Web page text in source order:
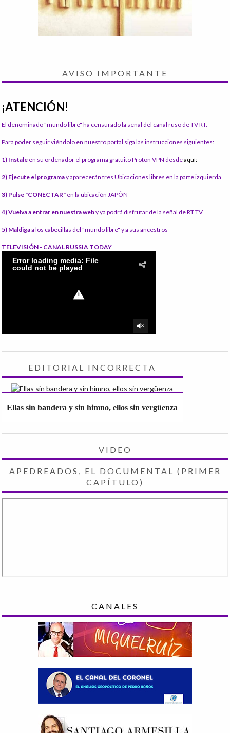
AVISO IMPORTANTE
¡ATENCIÓN!
El denominado "mundo libre" ha censurado la señal del canal ruso de TV RT.
Para poder seguir viéndolo en nuestro portal siga las instrucciones siguientes:
1) Instale en su ordenador el programa gratuito Proton VPN desdeaquí:
2) Ejecute el programay aparecerán tres Ubicaciones libres en la parte izquierda
3) Pulse "CONECTAR" en la ubicación JAPÓN
4) Vuelva a entrar en nuestra weby ya podrá disfrutar de la señal de RT TV
5) Maldigaa los cabecillas del "mundo libre" y a sus ancestros
TELEVISIÓN - CANAL RUSSIA TODAY
EDITORIAL INCORRECTA
Ellas sin bandera y sin himno, ellos sin vergüenza
VIDEO
APEDREADOS, EL DOCUMENTAL (PRIMER
CAPÍTULO)
CANALES